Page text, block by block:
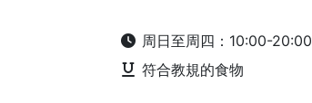
周日至周四：10:00-20:00
符合教規的食物